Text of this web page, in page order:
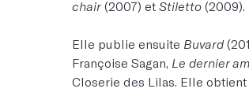
chair (2007) et Stiletto (2009).
Elle publie ensuite Buvard
Françoise Sagan, Le dernier
Closerie des Lilas. Elle